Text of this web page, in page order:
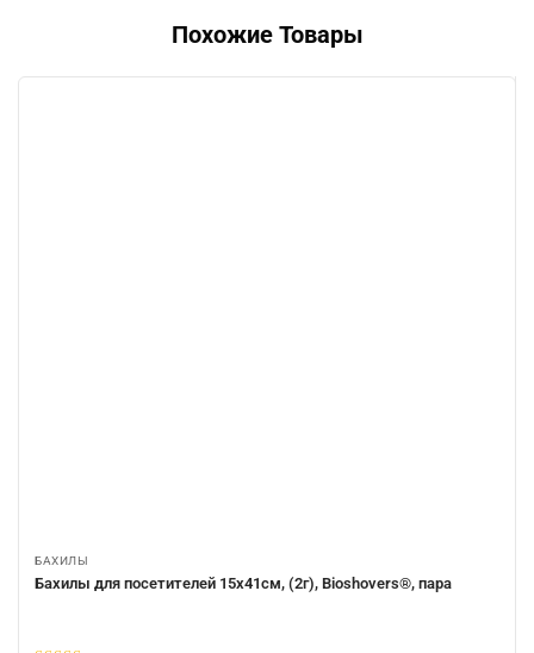
Похожие Товары
БАХИЛЫ
Бахилы для посетителей 15х41см, (2г), Bioshovers®, пара